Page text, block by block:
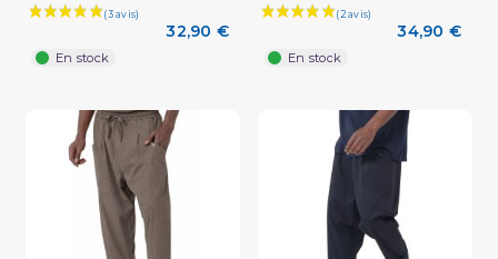
32,90 €
En stock
34,90 €
En stock